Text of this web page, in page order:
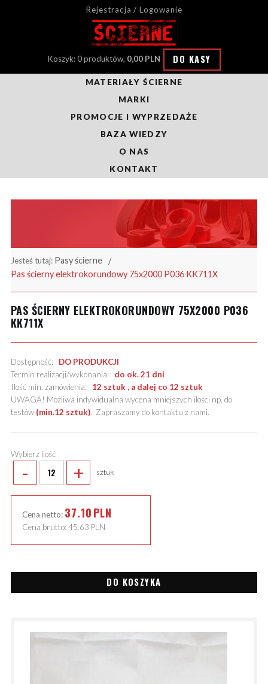
Rejestracja / Logowanie
Koszyk: 0 produktów, 0,00 PLN DO KASY
MATERIAŁY ŚCIERNE
MARKI
PROMOCJE I WYPRZEDAŻE
BAZA WIEDZY
O NAS
KONTAKT
Jesteś tutaj: Pasy ścierne
Pas ścierny elektrokorundowy 75x2000 P036 KK711X
PAS ŚCIERNY ELEKTROKORUNDOWY 75X2000 P036
KK711X
Dostępność: DO PRODUKCJI
Termin realizacji/wykonania: do ok. 21 dni
Ilość min. zamówienia: 12 sztuk , a dalej co 12 sztuk
UWAGA! Możliwa indywidualna wycena mniejszych ilości np. do
testów (min.12 sztuk). Zapraszamy do kontaktu z nami.
Wybierz ilość
- + sztuk
Cena netto: 37.10PLN
Cena brutto: 45.63 PLN
DO KOSZYKA